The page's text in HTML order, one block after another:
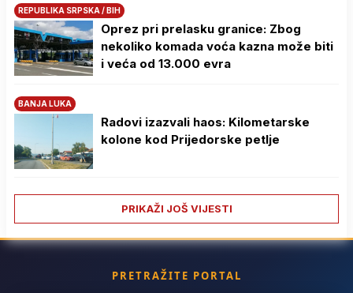
REPUBLIKA SRPSKA / BIH
Oprez pri prelasku granice: Zbog
nekoliko komada voća kazna može biti
i veća od 13.000 evra
BANJA LUKA
Radovi izazvali haos: Kilometarske
kolone kod Prijedorske petlje
PRIKAŽI JOŠ VIJESTI
PRETRAŽITE PORTAL